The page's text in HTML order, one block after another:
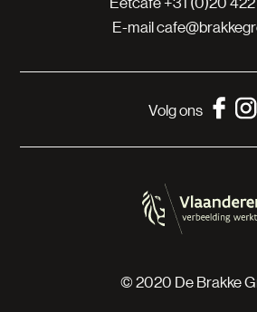
E-mail
Volg ons
© 2020 De Brakke